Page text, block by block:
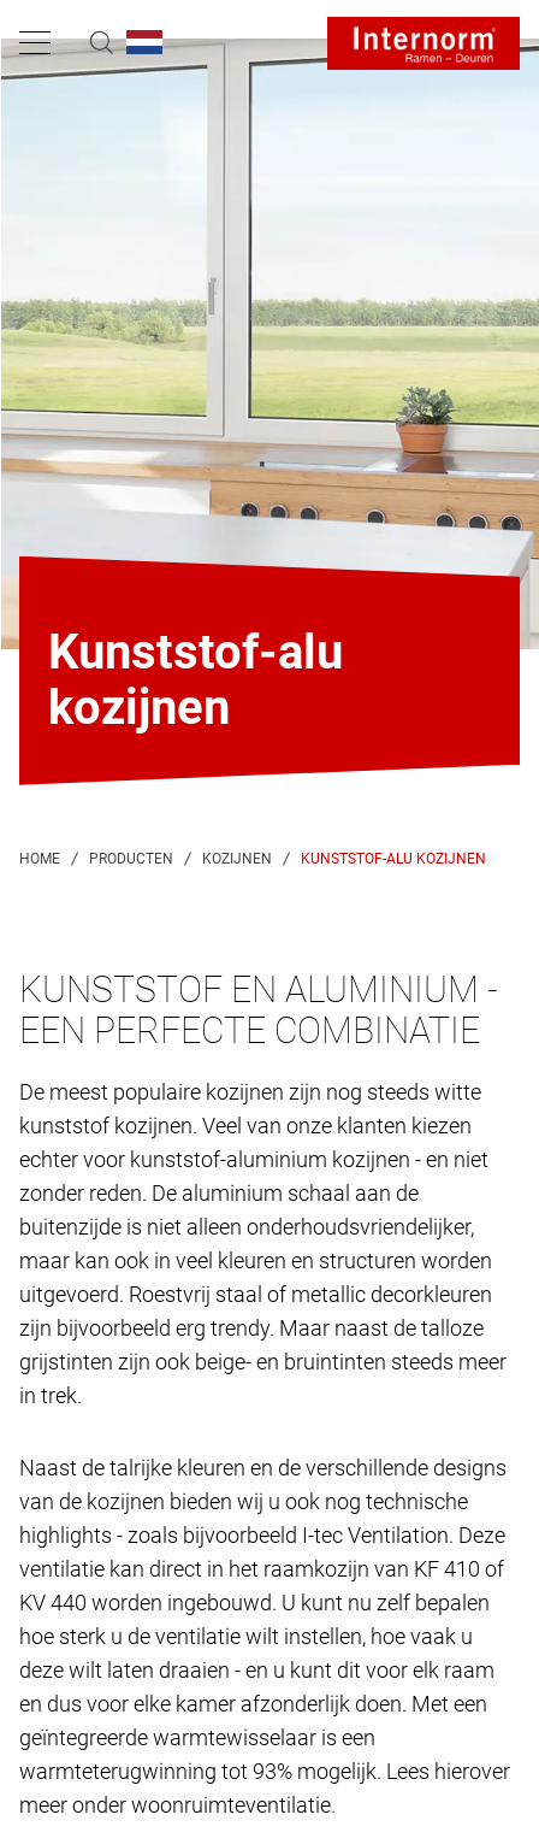
Kunststof-alu
kozijnen
KUNSTSTOF-ALU KOZIJNEN
KUNSTSTOF EN ALUMINIUM -
EEN PERFECTE COMBINATIE
De meest populaire kozijnen zijn nog steeds witte
kunststof kozijnen. Veel van onze klanten kiezen
echter voor kunststof-aluminium kozijnen - en niet
zonder reden. De aluminium schaal aan de
buitenzijde is niet alleen onderhoudsvriendelijker,
maar kan ook in veel kleuren en structuren worden
uitgevoerd. Roestvrij staal of metallic decorkleuren
zijn bijvoorbeeld erg trendy. Maar naast de talloze
grijstinten zijn ook beige- en bruintinten steeds meer
in trek.
Naast de talrijke kleuren en de verschillende designs
van de kozijnen bieden wij u ook nog technische
highlights - zoals bijvoorbeeld I-tec Ventilation. Deze
ventilatie kan direct in het raamkozijn van KF 410 of
KV 440 worden ingebouwd. U kunt nu zelf bepalen
hoe sterk u de ventilatie wilt instellen, hoe vaak u
deze wilt laten draaien - en u kunt dit voor elk raam
en dus voor elke kamer afzonderlijk doen. Met een
geïntegreerde warmtewisselaar is een
warmteterugwinning tot 93% mogelijk. Lees hierover
meer onder woonruimteventilatie.